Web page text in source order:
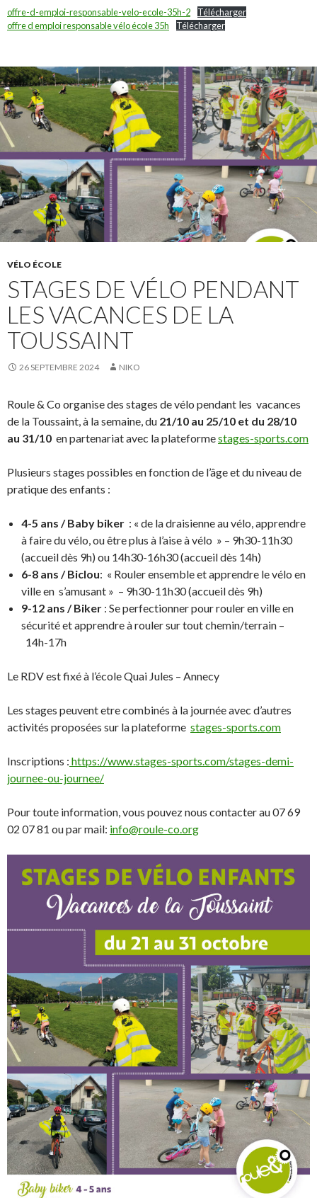
offre-d-emploi-responsable-velo-ecole-35h-2
Télécharger
offre d emploi responsable vélo école 35h
Télécharger
VÉLO ÉCOLE
STAGES DE VÉLO PENDANT
LES VACANCES DE LA
TOUSSAINT
26 SEPTEMBRE 2024 NIKO
Roule & Co organise des stages de vélo pendant les vacances
de la Toussaint, à la semaine, du 21/10 au 25/10 et du 28/10
au 31/10 en partenariat avec la plateformestages-sports.com
Plusieurs stages possibles en fonction de l’âge et du niveau de
pratique des enfants :
4-5 ans / Baby biker : « de la draisienne au vélo, apprendre
à faire du vélo, ou être plus à l’aise à vélo » – 9h30-11h30
(accueil dès 9h) ou 14h30-16h30 (accueil dès 14h)
6-8 ans / Biclou: « Rouler ensemble et apprendre le vélo en
ville en s’amusant » – 9h30-11h30 (accueil dès 9h)
9-12 ans / Biker : Se perfectionner pour rouler en ville en
sécurité et apprendre à rouler sur tout chemin/terrain –
14h-17h
Le RDV est fixé à l’école Quai Jules – Annecy
Les stages peuvent etre combinés à la journée avec d’autres
activités proposées sur la plateforme stages-sports.com
Inscriptions : https://www.stages-sports.com/stages-demi-
journee-ou-journee/
Pour toute information, vous pouvez nous contacter au 07 69
02 07 81 ou par mail: info@roule-co.org